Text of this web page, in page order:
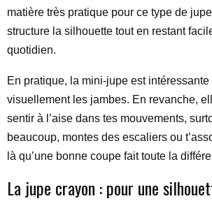
matière très pratique pour ce type de
structure la silhouette tout en restant
quotidien.
En pratique, la mini-jupe est
visuellement les jambes. En revanche,
sentir à l’aise dans tes mouvements,
beaucoup, montes des escaliers ou
là qu’une bonne coupe fait toute la
La jupe crayon : pour une